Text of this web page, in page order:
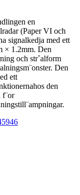
en
(Paper VI och
signalkedja med ett
× 1.2mm. Den
och str˚alform
Den
ett
den
f¨or